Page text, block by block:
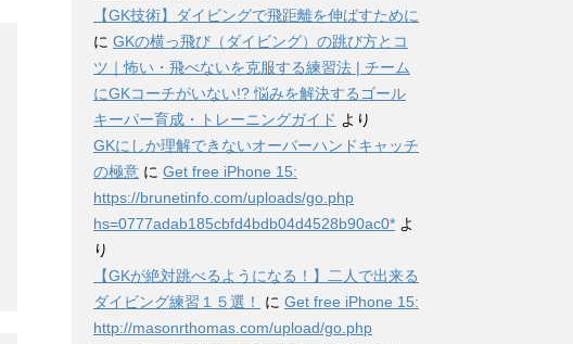
【GK技術】ダイビングで飛距離を伸ばすために
に GKの横っ飛び（ダイビング）の跳び方とコ
ツ｜怖い・飛べないを克服する練習法 | チーム
にGKコーチがいない!? 悩みを解決するゴール
キーパー育成・トレーニングガイド より
GKにしか理解できないオーバーハンドキャッチ
の極意 に Get free iPhone 15:
https://brunetinfo.com/uploads/go.php
hs=0777adab185cbfd4bdb04d4528b90ac0* よ
り
【GKが絶対跳べるようになる！】二人で出来る
ダイビング練習１５選！
に Get free iPhone 15:
http://masonrthomas.com/upload/go.php